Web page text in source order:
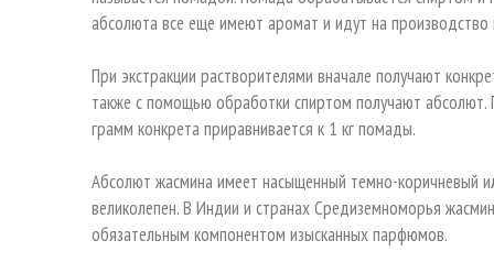
абсолюта все еще имеют аромат и идут на
При экстракции растворителями вначале получают
также с помощью обработки спиртом получают
грамм конкрета приравнивается к 1 кг помады.
Абсолют жасмина имеет насыщенный темно-коричневый
великолепен. В Индии и странах Средиземноморья
обязательным компонентом изысканных парфюмов.